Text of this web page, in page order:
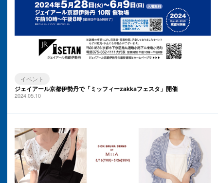
イベント
ジェイアール京都伊勢丹で「ミッフィーzakkaフェスタ」開催
2024.05.10